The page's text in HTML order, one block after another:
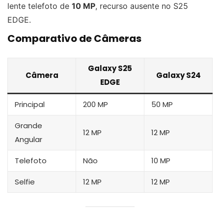
lente telefoto de 10 MP, recurso ausente no S25
EDGE.
Comparativo de Câmeras
Câmera
Galaxy S25
EDGE
Galaxy S24
Principal 200 MP 50 MP
Grande
Angular
12 MP 12 MP
Telefoto Não 10 MP
Selfie 12 MP 12 MP